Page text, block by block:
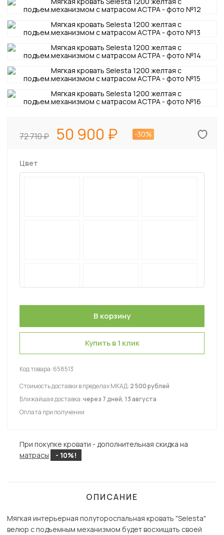
72 710 50 900 -30%
Цвет
Купить в 1 клик
Код товара: 658513
Стоимость доставки в пределах МКАД: 2 500 рублей
Ближайшая доставка:через 7 дней, 13 августа
Оплата при получении
При покупке кровати - дополнительная скидка на
матрасы
- 10%!
ОПИСАНИЕ
Мягкая интерьерная полутороспальная кровать "Selesta"
велюр с подъемным механизмом будет восхищать своей